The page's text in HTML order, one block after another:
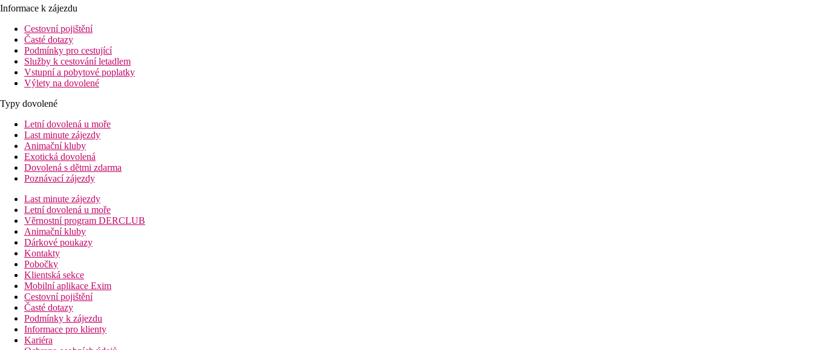
Informace k zájezdu
Cestovní pojištění
Časté dotazy
Podmínky pro cestující
Služby k cestování letadlem
Vstupní a pobytové poplatky
Výlety na dovolené
Typy dovolené
Letní dovolená u moře
Last minute zájezdy
Animační kluby
Exotická dovolená
Dovolená s dětmi zdarma
Poznávací zájezdy
Last minute zájezdy
Letní dovolená u moře
Věrnostní program DERCLUB
Animační kluby
Dárkové poukazy
Kontakty
Pobočky
Klientská sekce
Mobilní aplikace Exim
Cestovní pojištění
Časté dotazy
Podmínky k zájezdu
Informace pro klienty
Kariéra